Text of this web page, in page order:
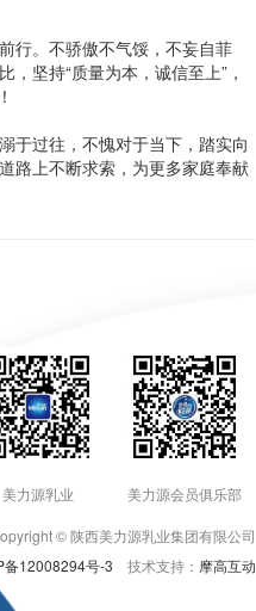
行。不骄傲不气馁，不妄自菲
坚持“质量为本，诚信至上”，
于过往，不愧对于当下，踏实向
路上不断求索，为更多家庭奉献
美力源乳业 美力源会员俱乐部
© 陕西美力源乳业集团有限公司
备12008294号-3 技术支持： 摩高互动